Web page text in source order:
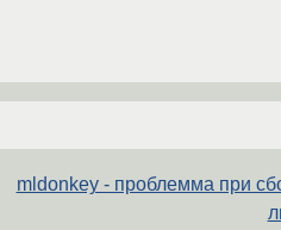
mldonkey - проблемма при